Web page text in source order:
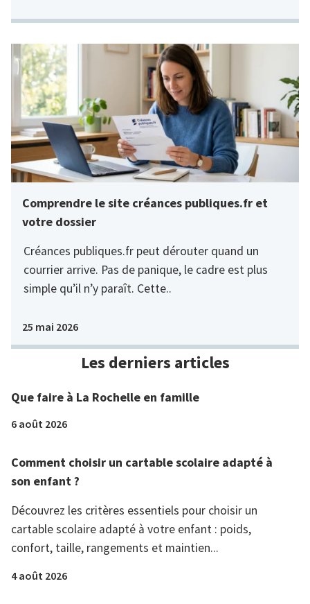
Comprendre le site créances publiques.fr et
votre dossier
Créances publiques.fr peut dérouter quand un
courrier arrive. Pas de panique, le cadre est plus
simple qu’il n’y paraît. Cette..
25 mai 2026
Les derniers articles
Que faire à La Rochelle en famille
6 août 2026
Comment choisir un cartable scolaire adapté à
son enfant ?
Découvrez les critères essentiels pour choisir un
cartable scolaire adapté à votre enfant : poids,
confort, taille, rangements et maintien...
4 août 2026